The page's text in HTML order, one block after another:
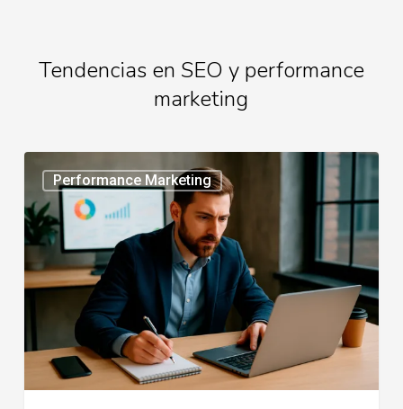
Tendencias en SEO y performance
marketing
Performance Marketing
Marketing